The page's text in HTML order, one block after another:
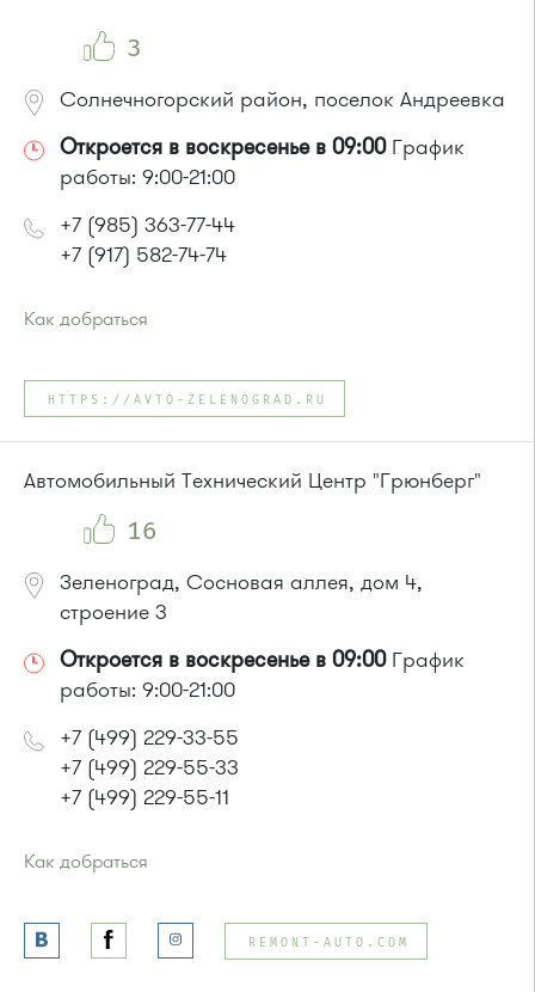
3
Солнечногорский район, поселок Андреевка
Откроется в воскресенье в 09:00График
работы: 9:00-21:00
+7 (985) 363-77-44
+7 (917) 582-74-74
Как добраться
Автобусы: 15, 17, 22, 32, 400т, 403, 20, 5, 15 эл
или до остановки"Корпус 1602"
Маршрутка № 417м, 460м, 479м, 720м
HTTPS://AVTO-ZELENOGRAD.RU
Автомобильный Технический Центр "Грюнберг"
16
Зеленоград, Сосновая аллея, дом 4,
строение 3
Откроется в воскресенье в 09:00График
работы: 9:00-21:00
+7 (499) 229-33-55
+7 (499) 229-55-33
+7 (499) 229-55-11
Как добраться
Автобусы № 1, 2, 7.
Маршрутка № 419м, 720м, 903REMONT-AUTO.COM